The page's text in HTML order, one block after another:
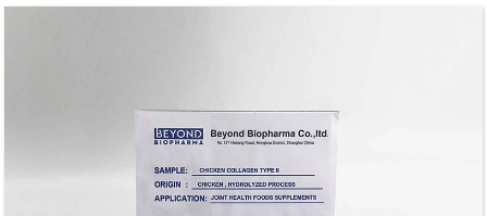
maaddooyin caan ah oo loo isticmaalo ku biirista kaabista